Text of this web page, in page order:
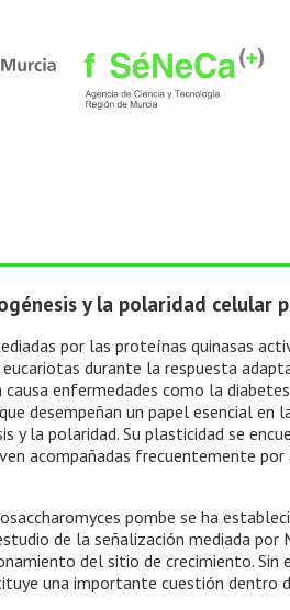
y la polaridad celular
por las proteínas quinasas
durante la respuesta
causa enfermedades como la
desempeñan un papel esencial
y la polaridad. Su plasticidad se
acompañadas frecuentemente
pombe se ha
de la señalización mediada
del sitio de crecimiento.
una importante cuestión dentro